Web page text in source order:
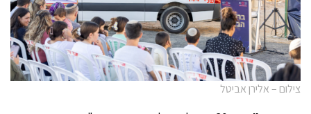
צילום – אלירן אביטל